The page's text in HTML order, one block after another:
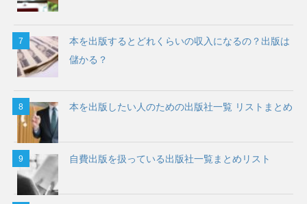
本を出版するとどれくらいの収入になるの？出版は
儲かる？
本を出版したい人のための出版社一覧 リストまとめ
自費出版を扱っている出版社一覧まとめリスト